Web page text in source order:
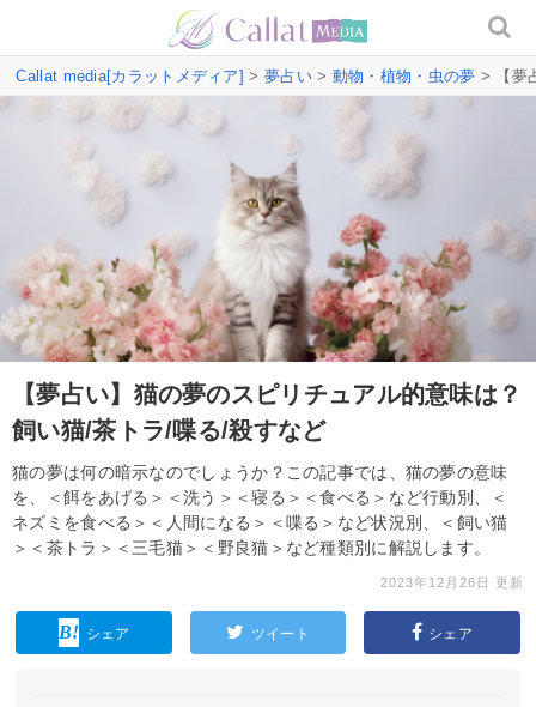
Callat media[カラットメディア] > 夢占い> 動物・植物・虫の夢 > 【夢
【夢占い】猫の夢のスピリチュアル的意味は？
飼い猫/茶トラ/喋る/殺すなど
猫の夢は何の暗示なのでしょうか？この記事では、猫の夢の意味
を、＜餌をあげる＞＜洗う＞＜寝る＞＜食べる＞など行動別、＜
ネズミを食べる＞＜人間になる＞＜喋る＞など状況別、＜飼い猫
＞＜茶トラ＞＜三毛猫＞＜野良猫＞など種類別に解説します。
2023年12月26日 更新
シェア ツイート シェア